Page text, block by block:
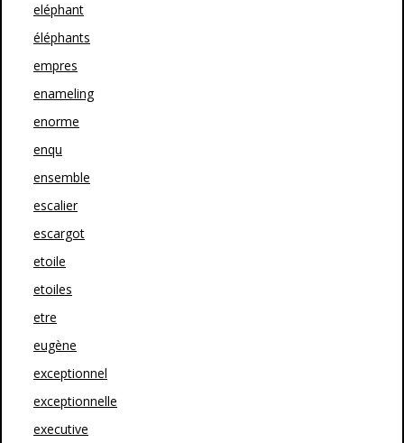
eléphant
éléphants
empres
enameling
enorme
enqu
ensemble
escalier
escargot
etoile
etoiles
etre
eugène
exceptionnel
exceptionnelle
executive